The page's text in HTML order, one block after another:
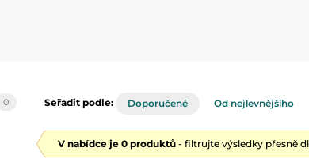
0 Seřadit podle: Doporučené Od nejlevnějšího
V nabídce je 0 produktů - filtrujte výsledky přesně